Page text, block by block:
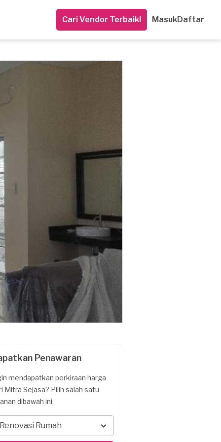
Cari Vendor Terbaik! MasukDaftar
Penawaran
mendapatkan perkiraan harga
Mitra Sejasa? Pilih salah satu
dibawah ini.
Renovasi Rumah